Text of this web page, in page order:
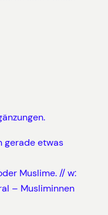
gerade etwas
Muslime. // w:
– Musliminnen